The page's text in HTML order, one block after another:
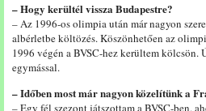
– Hogy kerültél vissza Budapestre?
– Az 1996-os olimpia után már nagyon
albérletbe költözés. Köszönhetően az
1996 végén a BVSC-hez kerültem kölcsön.
egymással.
– Időben most már nagyon közelítünk a
– Egy fél szezont játszottam a BVSC-ben,